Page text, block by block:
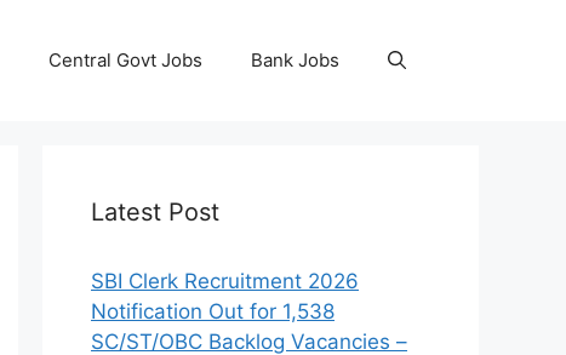
Central Govt Jobs Bank Jobs
Latest Post
SBI Clerk Recruitment 2026
Notification Out for 1,538
SC/ST/OBC Backlog Vacancies –